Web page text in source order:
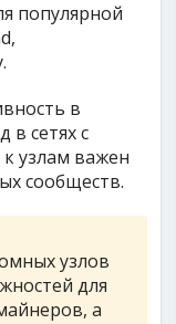
популярной
в
сетях с
узлам важен
сообществ.
узлов
для
а